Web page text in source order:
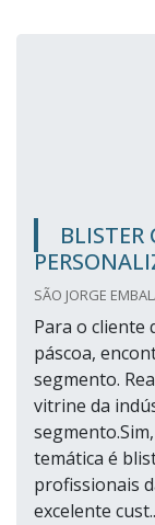
BLISTER
SÃO JORGE
Para o cliente
páscoa,
segmento.
vitrine da
temática é
profissionais
excelente